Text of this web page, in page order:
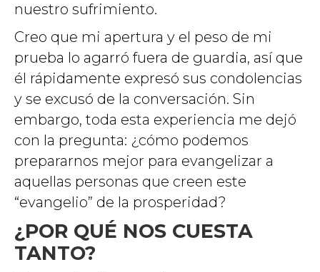
nuestro sufrimiento.
Creo que mi apertura y el peso de mi
prueba lo agarró fuera de guardia, así que
él rápidamente expresó sus condolencias
y se excusó de la conversación. Sin
embargo, toda esta experiencia me dejó
con la pregunta: ¿cómo podemos
prepararnos mejor para evangelizar a
aquellas personas que creen este
“evangelio” de la prosperidad?
¿POR QUÉ NOS CUESTA
TANTO?